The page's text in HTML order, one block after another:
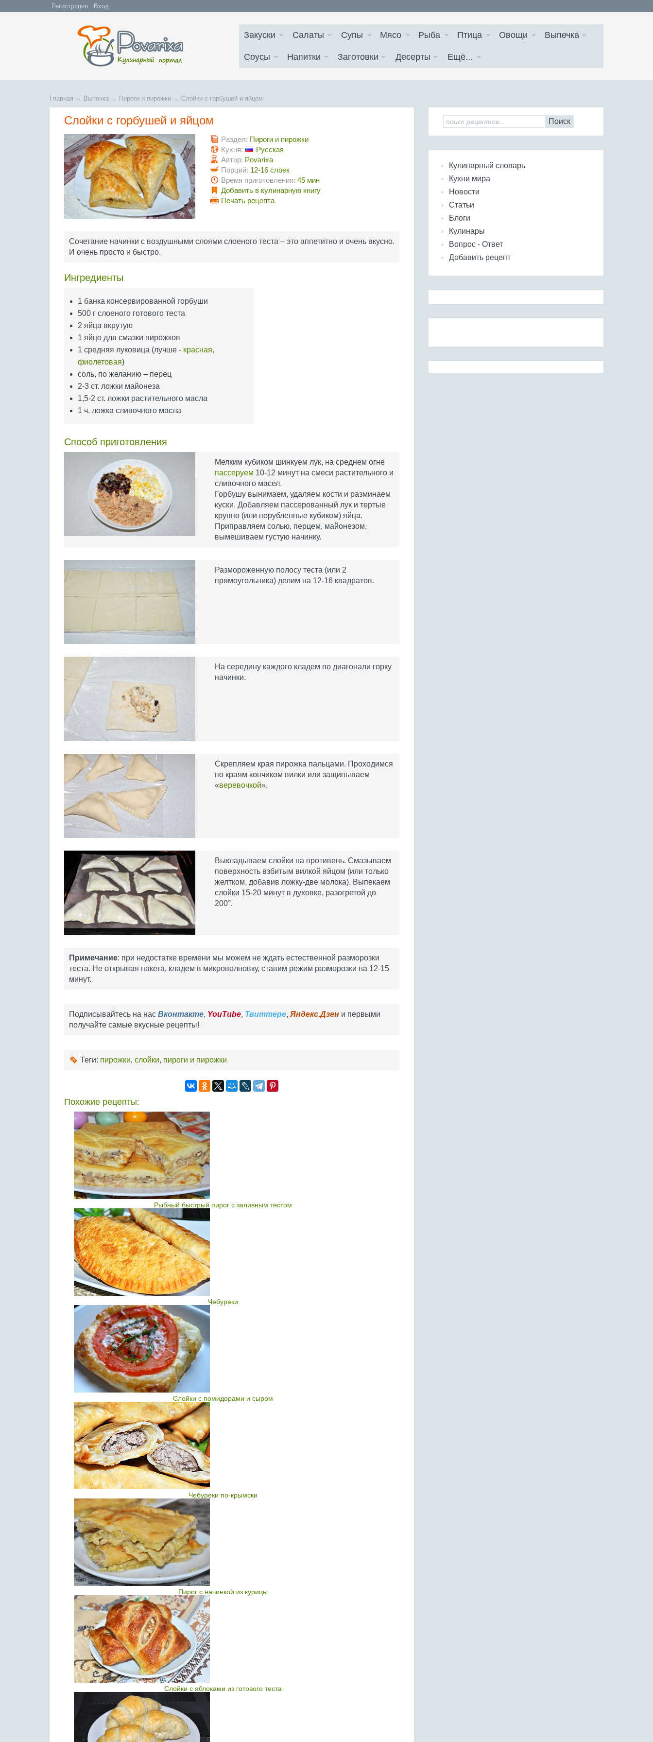
Регистрация Вход
Закуски Салаты Супы Мясо Рыба Птица Овощи Выпечка
Соусы Напитки Заготовки Десерты Ещё...
Главная → Выпечка → Пироги и пирожки → Слойки с горбушей и яйцом
Слойки с горбушей и яйцом
Раздел: Пироги и пирожки
Кухня:
Русская
Автор: Povarixa
Порций: 12-16 слоек
Время приготовления: 45 мин
Добавить в кулинарную книгу
Печать рецепта
Сочетание начинки с воздушными слоями слоеного теста – это аппетитно и очень вкусно.
И очень просто и быстро.
Ингредиенты
1 банка консервированной горбуши
500 г слоеного готового теста
2 яйца вкрутую
1 яйцо для смазки пирожков
1 средняя луковица (лучше - красная,
фиолетовая)
соль, по желанию – перец
2-3 ст. ложки майонеза
1,5-2 ст. ложки растительного масла
1 ч. ложка сливочного масла
Способ приготовления
Мелким кубиком шинкуем лук, на среднем огне
пассеруем 10-12 минут на смеси растительного и
сливочного масел.
Горбушу вынимаем, удаляем кости и разминаем
куски. Добавляем пассерованный лук и тертые
крупно (или порубленные кубиком) яйца.
Приправляем солью, перцем, майонезом,
вымешиваем густую начинку.
Размороженную полосу теста (или 2
прямоугольника) делим на 12-16 квадратов.
На середину каждого кладем по диагонали горку
начинки.
Скрепляем края пирожка пальцами. Проходимся
по краям кончиком вилки или защипываем
«веревочкой».
Выкладываем слойки на противень. Смазываем
поверхность взбитым вилкой яйцом (или только
желтком, добавив ложку-две молока). Выпекаем
слойки 15-20 минут в духовке, разогретой до
200°.
Примечание: при недостатке времени мы можем не ждать естественной разморозки
теста. Не открывая пакета, кладем в микроволновку, ставим режим разморозки на 12-15
минут.
Подписывайтесь на нас Вконтакте, YouTube, Твиттере, Яндекс.Дзен и первыми
получайте самые вкусные рецепты!
Теги: пирожки, слойки, пироги и пирожки
Похожие рецепты:
Рыбный быстрый пирог с заливным тестом
Чебуреки
Слойки c помидорами и сыром
Чебуреки по-крымски
Пирог с начинкой из курицы
Слойки с яблоками из готового теста
Поиск
Кулинарный словарь
Кухни мира
Новости
Статьи
Блоги
Кулинары
Вопрос - Ответ
Добавить рецепт